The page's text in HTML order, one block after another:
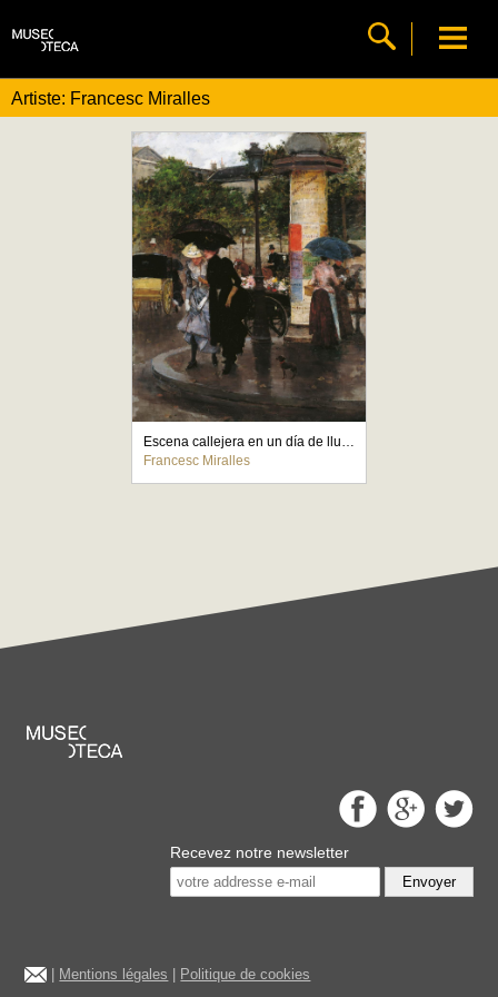
Artiste: Francesc Miralles
Escena callejera en un día de lluvia
Francesc Miralles
Recevez notre newsletter
Envoyer
Mentions légales Politique de cookies